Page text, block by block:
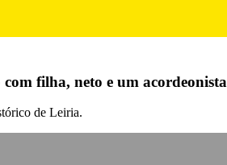
filha, neto e um acordeonista
de Leiria.